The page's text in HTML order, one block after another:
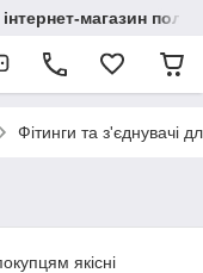
магазин
Фітинги та з'єднувачі
якісні